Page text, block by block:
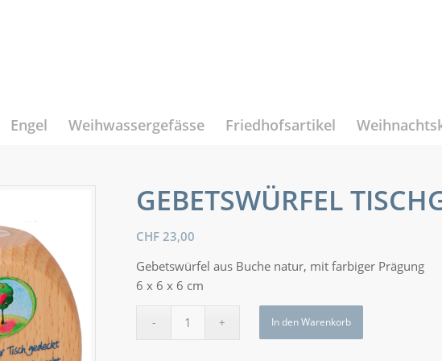
Engel Weihwassergefässe Friedhofsartikel
GEBETSWÜRFEL
CHF 23,00
Gebetswürfel aus Buche natur, mit farbiger Prägung
6 x 6 x 6 cm
In den Warenkorb